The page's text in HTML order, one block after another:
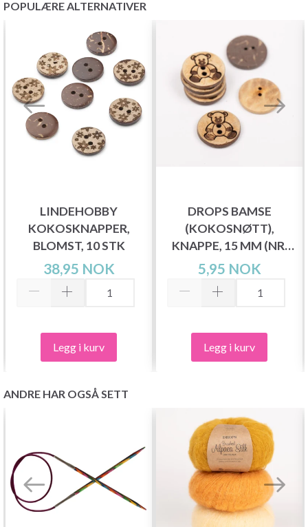
POPULÆRE ALTERNATIVER
LINDEHOBBY
KOKOSKNAPPER,
BLOMST, 10 STK
38,95 NOK
Legg i kurv
DROPS BAMSE
(KOKOSNØTT),
KNAPPE, 15 MM (NR.
813)
5,95 NOK
Legg i kurv
ANDRE HAR OGSÅ SETT